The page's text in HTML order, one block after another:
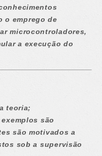
o emprego de
microcontroladores,
a execução do
teoria;
são
são motivados a
sob a supervisão